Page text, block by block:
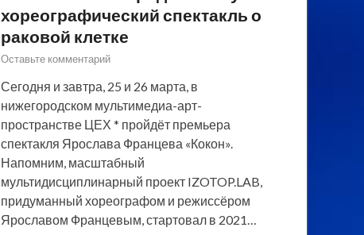
хореографический спектакль о
раковой клетке
Оставьте комментарий
Сегодня и завтра, 25 и 26 марта, в
нижегородском мультимедиа-арт-
пространстве ЦЕХ * пройдёт премьера
спектакля Ярослава Францева «Кокон».
Напомним, масштабный
мультидисциплинарный проект IZOTOP.LAB,
придуманный хореографом и режиссёром
Ярославом Францевым, стартовал в 2021…